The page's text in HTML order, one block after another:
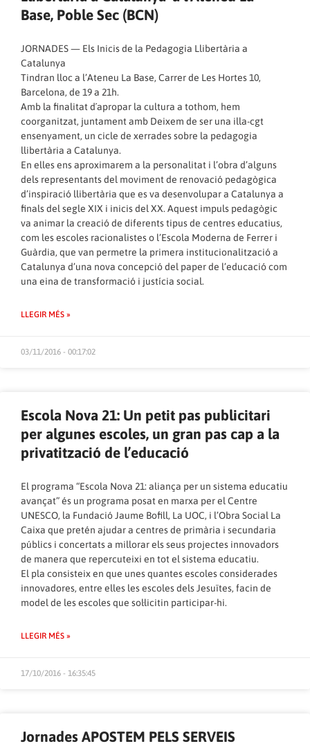
Base, Poble Sec (BCN)
JORNADES — Els Inicis de la Pedagogia Llibertària a
Catalunya
Tindran lloc a l’Ateneu La Base, Carrer de Les Hortes 10,
Barcelona, de 19 a 21h.
Amb la finalitat d´apropar la cultura a tothom, hem
coorganitzat, juntament amb Deixem de ser una illa-cgt
ensenyament, un cicle de xerrades sobre la pedagogia
llibertària a Catalunya.
En elles ens aproximarem a la personalitat i l’obra d’alguns
dels representants del moviment de renovació pedagògica
d’inspiració llibertària que es va desenvolupar a Catalunya a
finals del segle XIX i inicis del XX. Aquest impuls pedagògic
va animar la creació de diferents tipus de centres educatius,
com les escoles racionalistes o l’Escola Moderna de Ferrer i
Guàrdia, que van permetre la primera institucionalització a
Catalunya d’una nova concepció del paper de l’educació com
una eina de transformació i justícia social.
LLEGIR MÉS »
03/11/2016 - 00:17:02
Escola Nova 21: Un petit pas publicitari
per algunes escoles, un gran pas cap a la
privatització de l’educació
El programa “Escola Nova 21: aliança per un sistema educatiu
avançat” és un programa posat en marxa per el Centre
UNESCO, la Fundació Jaume Bofill, La UOC, i l’Obra Social La
Caixa que pretén ajudar a centres de primària i secundaria
públics i concertats a millorar els seus projectes innovadors
de manera que repercuteixi en tot el sistema educatiu.
El pla consisteix en que unes quantes escoles considerades
innovadores, entre elles les escoles dels Jesuïtes, facin de
model de les escoles que sol·licitin participar-hi.
LLEGIR MÉS »
17/10/2016 - 16:35:45
Jornades APOSTEM PELS SERVEIS